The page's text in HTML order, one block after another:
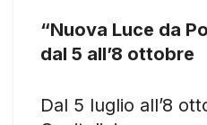
“Nuova Luce da
dal 5 all’8 ottobre
Dal 5 luglio all’8